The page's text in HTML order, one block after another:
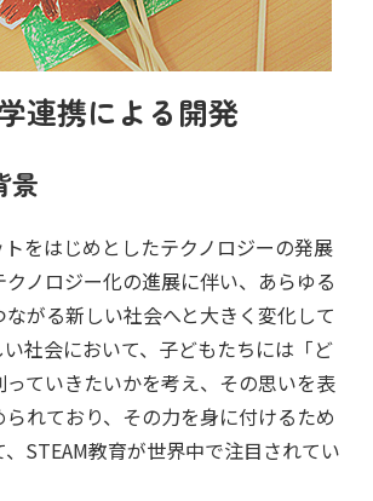
連携による開発
景
をはじめとしたテクノロジーの発展
ノロジー化の進展に伴い、あらゆる
がる新しい社会へと大きく変化して
社会において、子どもたちには「ど
ていきたいかを考え、その思いを表
れており、その力を身に付けるため
STEAM教育が世界中で注目されてい